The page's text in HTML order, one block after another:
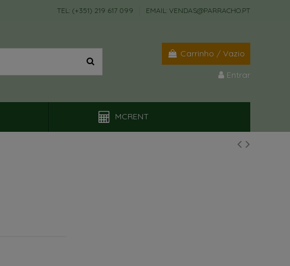
TEL: (+351) 219 617 099 EMAIL: VENDAS@PARRACHO.PT
Carrinho / Vazio
Entrar
MCRENT